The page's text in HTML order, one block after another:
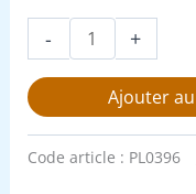
- +
Ajouter
Code article : PL0396